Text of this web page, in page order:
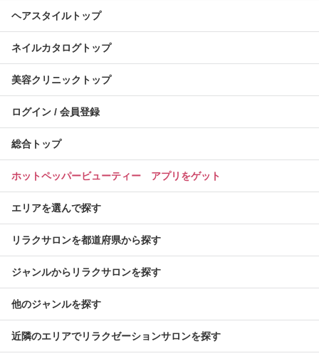
ヘアスタイルトップ
ネイルカタログトップ
美容クリニックトップ
ログイン / 会員登録
総合トップ
ホットペッパービューティー アプリをゲット
エリアを選んで探す
リラクサロンを都道府県から探す
ジャンルからリラクサロンを探す
他のジャンルを探す
近隣のエリアでリラクゼーションサロンを探す